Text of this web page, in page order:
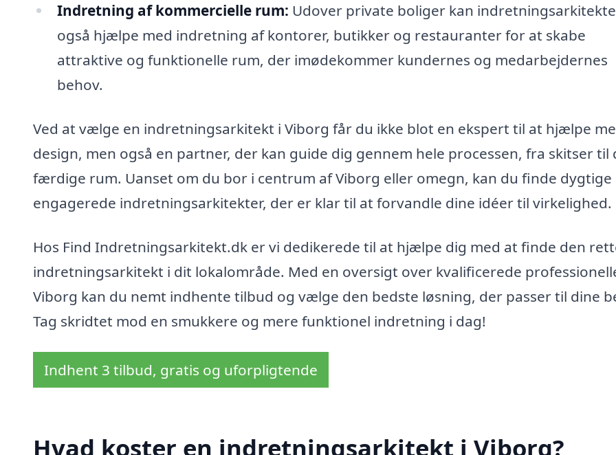
Indretning af kommercielle rum: Udover private boliger kan
også hjælpe med indretning af kontorer, butikker og restauranter for at skabe
attraktive og funktionelle rum, der imødekommer kundernes og medarbejdernes
behov.
Ved at vælge en indretningsarkitekt i Viborg får du ikke blot en ekspert til at hjælpe
design, men også en partner, der kan guide dig gennem hele processen, fra skitser til
færdige rum. Uanset om du bor i centrum af Viborg eller omegn, kan du finde dygtige
engagerede indretningsarkitekter, der er klar til at forvandle dine idéer til virkelighed.
Hos Find Indretningsarkitekt.dk er vi dedikerede til at hjælpe dig med at finde den
indretningsarkitekt i dit lokalområde. Med en oversigt over kvalificerede
Viborg kan du nemt indhente tilbud og vælge den bedste løsning, der passer til dine
Tag skridtet mod en smukkere og mere funktionel indretning i dag!
Indhent 3 tilbud, gratis og uforpligtende
Hvad koster en indretningsarkitekt i Viborg?